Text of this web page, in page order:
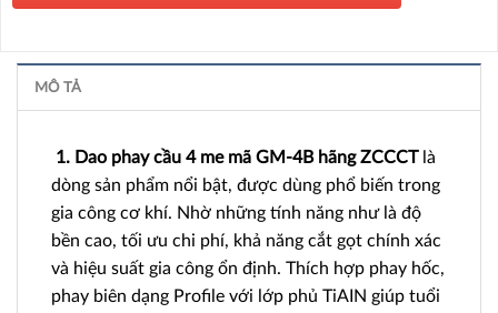
MÔ TẢ
1. Dao phay cầu 4 me mã GM-4B hãng ZCCCTlà
dòng sản phẩm nổi bật, được dùng phổ biến trong
gia công cơ khí. Nhờ những tính năng như là độ
bền cao, tối ưu chi phí, khả năng cắt gọt chính xác
và hiệu suất gia công ổn định. Thích hợp phay hốc,
phay biên dạng Profile với lớp phủ TiAIN giúp tuổi